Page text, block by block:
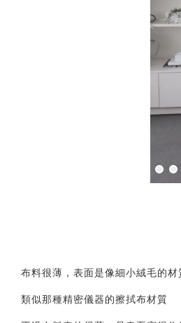
布料很薄，表面是像細小絨毛的材
類似那種精密儀器的擦拭布材質